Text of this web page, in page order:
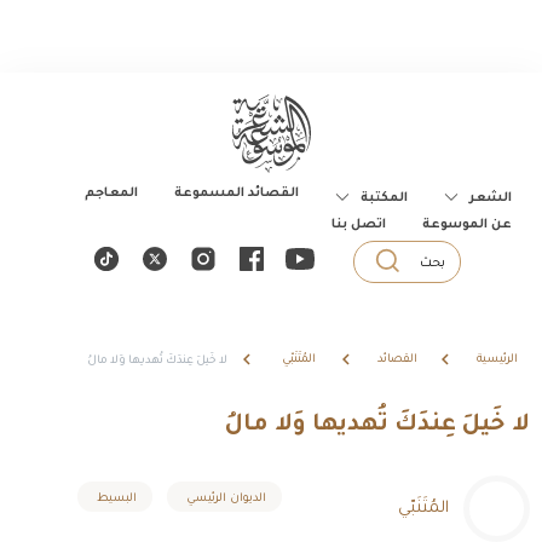
الشعر المكتبة القصائد المسموعة المعاجم
عن الموسوعة اتصل بنا
بحث
الرئيسية القصائد المُتَنَبّي لا خَيلَ عِندَكَ تُهديها وَلا مالُ
لا خَيلَ عِندَكَ تُهديها وَلا مالُ
المُتَنَبّي
الديوان الرئيسي البسيط